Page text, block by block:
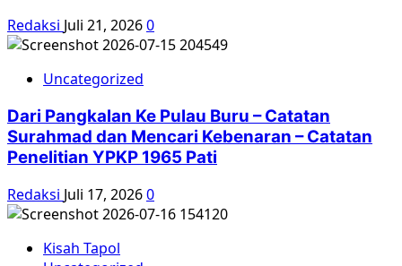
Redaksi Juli 21, 20260
Uncategorized
Dari Pangkalan Ke Pulau Buru – Catatan
Surahmad dan Mencari Kebenaran – Catatan
Penelitian YPKP 1965 Pati
Redaksi Juli 17, 20260
Kisah Tapol